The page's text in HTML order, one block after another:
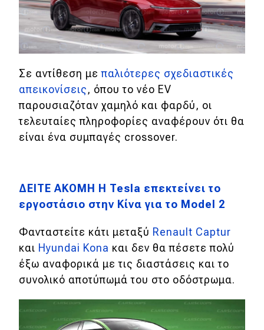
Σταθμοί φόρτισης
Classic
Νέα
Παρουσιάσεις
MOTO
Μεταχειρισμένο
Οδηγός αγοράς
Συμβουλές
Χρηστικά
Σε αντίθεση μεπαλιότερες σχεδιαστικές
απεικονίσεις, όπου το νέο EV
παρουσιαζόταν χαμηλό και φαρδύ, οι
τελευταίες πληροφορίες αναφέρουν ότι θα
είναι ένα συμπαγές crossover.
ΔΕΙΤΕ ΑΚΟΜΗ Η Tesla επεκτείνει το
εργοστάσιο στην Κίνα για το Model 2
Φανταστείτε κάτι μεταξύ Renault Captur
και Hyundai Kona και δεν θα πέσετε πολύ
έξω αναφορικά με τις διαστάσεις και το
συνολικό αποτύπωμά του στο οδόστρωμα.